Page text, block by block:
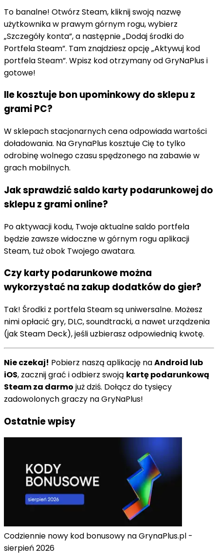
To banalne! Otwórz Steam, kliknij swoją nazwę
użytkownika w prawym górnym rogu, wybierz
„Szczegóły konta”, a następnie „Dodaj środki do
Portfela Steam”. Tam znajdziesz opcję „Aktywuj kod
portfela Steam”. Wpisz kod otrzymany od GryNaPlus i
gotowe!
Ile kosztuje bon upominkowy do sklepu z
grami PC?
W sklepach stacjonarnych cena odpowiada wartości
doładowania. Na GrynaPlus kosztuje Cię to tylko
odrobinę wolnego czasu spędzonego na zabawie w
grach mobilnych.
Jak sprawdzić saldo karty podarunkowej do
sklepu z grami online?
Po aktywacji kodu, Twoje aktualne saldo portfela
będzie zawsze widoczne w górnym rogu aplikacji
Steam, tuż obok Twojego awatara.
Czy karty podarunkowe można
wykorzystać na zakup dodatków do gier?
Tak! Środki z portfela Steam są uniwersalne. Możesz
nimi opłacić gry, DLC, soundtracki, a nawet urządzenia
(jak Steam Deck), jeśli uzbierasz odpowiednią kwotę.
Nie czekaj! Pobierz naszą aplikację naAndroid lub
iOS, zacznij grać i odbierz swoją kartę podarunkową
Steam za darmo już dziś. Dołącz do tysięcy
zadowolonych graczy na GryNaPlus!
Ostatnie wpisy
Codziennie nowy kod bonusowy na GrynaPlus.pl -
sierpień 2026